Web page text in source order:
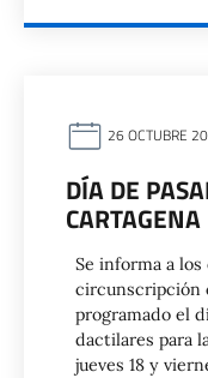
26 OCTUBRE
DÍA DE
CARTAGENA
Se informa a
circunscripción
programado el
dactilares para
jueves 18 y